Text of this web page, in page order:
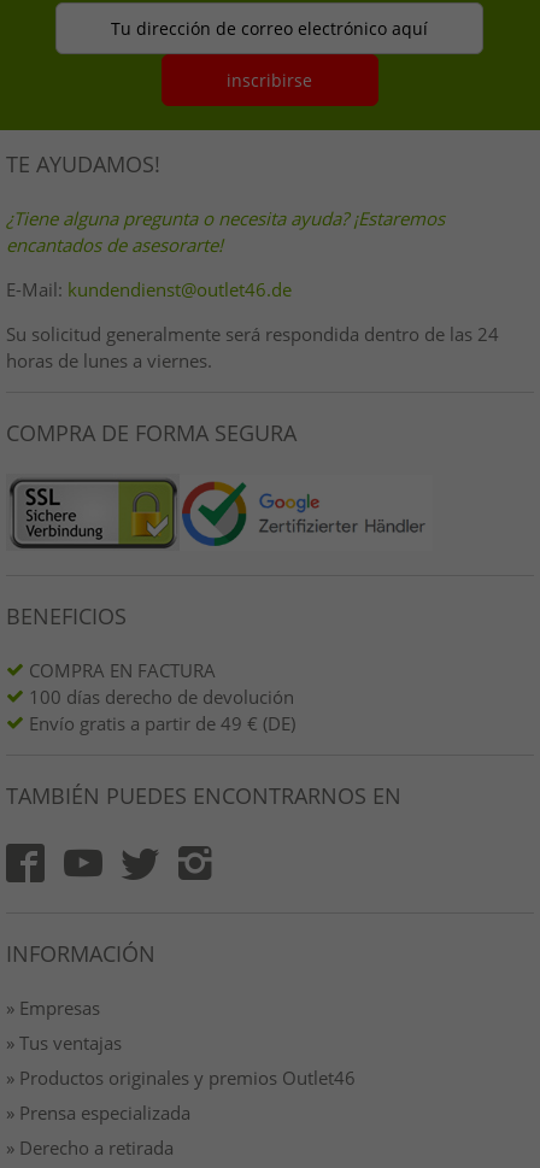
Tu dirección de correo electrónico aquí
inscribirse
TE AYUDAMOS!
¿Tiene alguna pregunta o necesita ayuda? ¡Estaremos
encantados de asesorarte!
E-Mail: kundendienst@outlet46.de
Su solicitud generalmente será respondida dentro de las 24
horas de lunes a viernes.
COMPRA DE FORMA SEGURA
BENEFICIOS
COMPRA EN FACTURA
100 días derecho de devolución
Envío gratis a partir de 49 € (DE)
TAMBIÉN PUEDES ENCONTRARNOS EN
INFORMACIÓN
» Empresas
» Tus ventajas
» Productos originales y premios Outlet46
» Prensa especializada
» Derecho a retirada